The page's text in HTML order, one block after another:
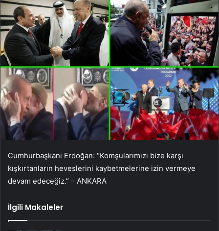
Cumhurbaşkanı Erdoğan: “Komşularımızı bize karşı
kışkırtanların heveslerini kaybetmelerine izin vermeye
devam edeceğiz.” – ANKARA
İlgili Makaleler